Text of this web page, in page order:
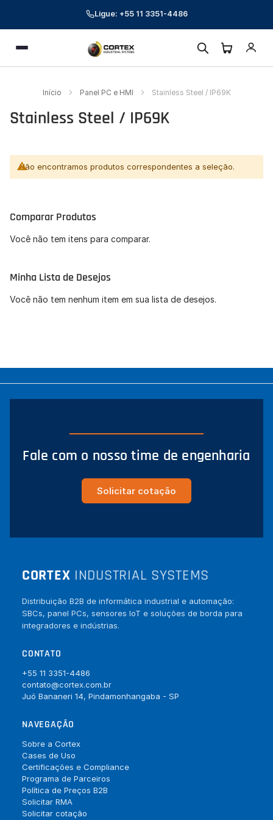
Ligue: +55 11 3351-4486
Menu
Início Panel PC e HMI Stainless Steel / IP69K
Stainless Steel / IP69K
Não encontramos produtos correspondentes a seleção.
Comparar Produtos
Você não tem itens para comparar.
Minha Lista de Desejos
Você não tem nenhum item em sua lista de desejos.
Fale com o nosso time de engenharia
Solicitar cotação
CORTEX INDUSTRIAL SYSTEMS
Distribuição B2B de informática industrial e automação:
SBCs, panel PCs, sensores IoT e soluções de borda para
integradores e indústrias.
CONTATO
+55 11 3351-4486
contato@cortex.com.br
Juó Bananeri 14, Pindamonhangaba - SP
NAVEGAÇÃO
Sobre a Cortex
Cases de Uso
Certificações e Compliance
Programa de Parceiros
Política de Preços B2B
Solicitar RMA
Solicitar cotação
Cortex Industrial Systems
Online — respondemos em poucos minutos
Preencha seus dados para começar a conversa.
Telefone *
Empresa (opcional)
Como podemos ajudar? *
Iniciar conversa